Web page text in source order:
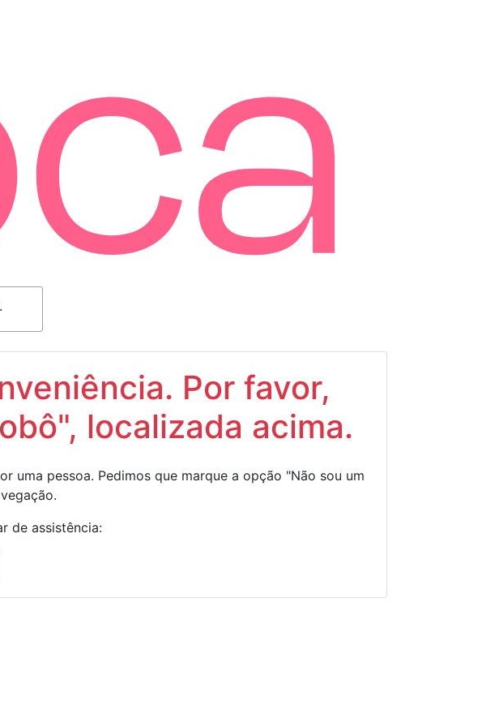
Por favor,
localizada acima.
uma pessoa. Pedimos que marque a opção "Não sou um
de assistência: